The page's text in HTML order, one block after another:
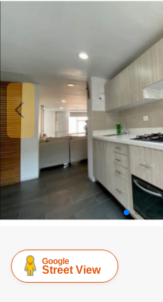
Google
Street View